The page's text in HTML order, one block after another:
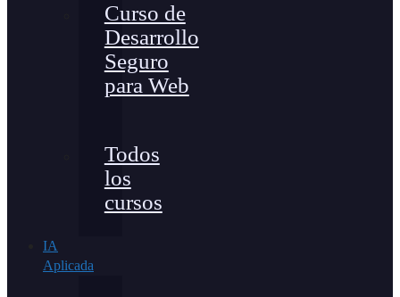
Curso de
Desarrollo
Seguro
para Web
Todos
los
cursos
IA
Aplicada